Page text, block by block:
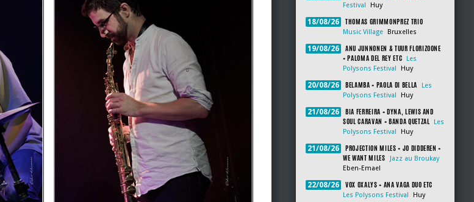
Festival
Huy
18/08/26 THOMAS GRIMMONPREZ TRIO
Music Village Bruxelles
19/08/26
ANU JUNNONEN & TUUR FLORIZOONE
+ PALOMA DEL REY ETC
Les
Polysons Festival
Huy
20/08/26 BELAMBA + PAOLA DI BELLA
Les
Polysons Festival
Huy
21/08/26
BIA FERREIRA + DYNA, LEWIS AND
SOUL CARAVAN + BANDA QUETZAL
Les
Polysons Festival
Huy
21/08/26
PROJECTION MILES + JO DIDDEREN +
WE WANT MILES
Jazz au Broukay
Eben-Emael
22/08/26 VOX OXALYS + ANA VAGA DUO ETC
Les Polysons Festival Huy